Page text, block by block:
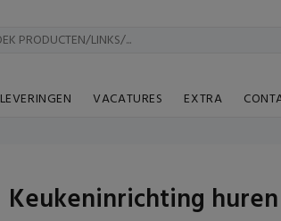
LEVERINGEN VACATURES EXTRA
Keukeninrichting